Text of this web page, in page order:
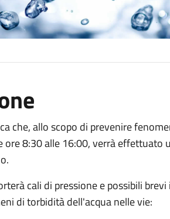
che, allo scopo di prevenire
ore 8:30 alle 16:00, verrà effettuato
cali di pressione e possibili
di torbidità dell'acqua nelle vie: